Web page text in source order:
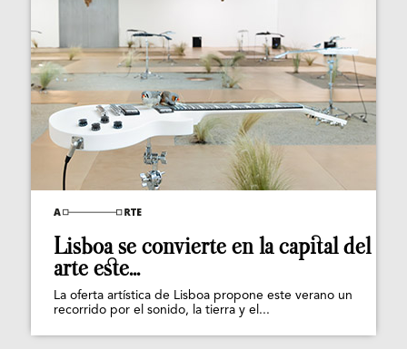
Lisboa se convierte en la capital del
arte este...
La oferta artística de Lisboa propone este verano un
recorrido por el sonido, la tierra y el...